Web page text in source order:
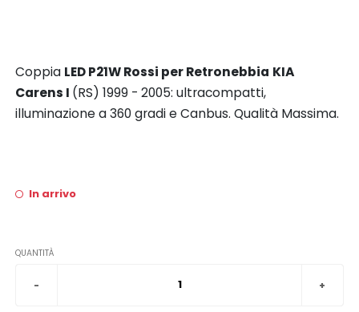
Coppia LED P21W Rossi perRetronebbia KIA
Carens I (RS) 1999 - 2005: ultracompatti,
illuminazione a 360 gradi e Canbus. Qualità Massima.
In arrivo
QUANTITÀ